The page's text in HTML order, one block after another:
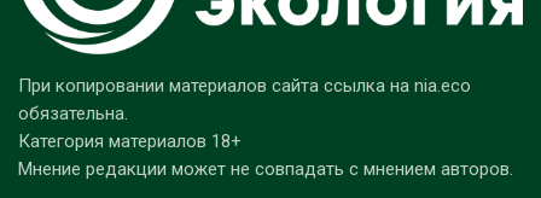
При копировании материалов сайта ссылка на nia.eco
обязательна.
Категория материалов 18+
Мнение редакции может не совпадать с мнением авторов.